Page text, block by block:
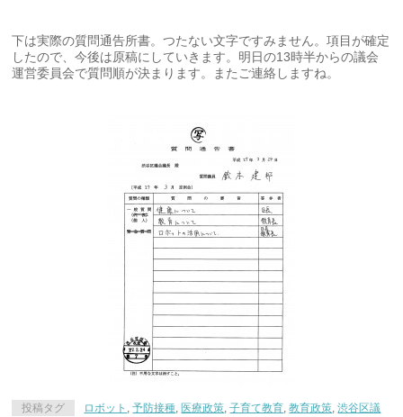
下は実際の質問通告所書。つたない文字ですみません。項目が確定
したので、今後は原稿にしていきます。明日の13時半からの議会
運営委員会で質問順が決まります。またご連絡しますね。
投稿タグ ロボット ,予防接種, 医療政策,子育て教育,教育政策,渋谷区議